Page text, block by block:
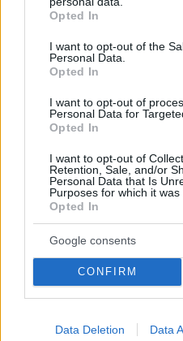
grant or deny consent to
use your data for below
consent section.
Opted In
I want to opt-out of the
Personal Data.
Opted In
I want to opt-out of
Personal Data for
Opted In
I want to opt-out of
Retention, Sale, and/or
Personal Data that Is
Purposes for which it was
Opted In
Google consents
CONFIRM
Data Deletion Data
26.05.2023, 18:26 5